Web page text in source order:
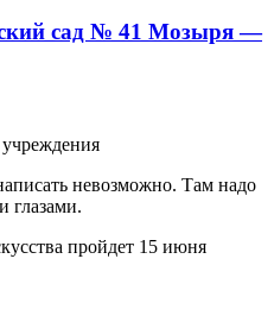
сад № 41 Мозыря —
невозможно. Там надо
глазами.